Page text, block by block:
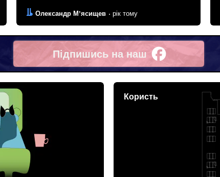
Автор:
Олександр Мʼясищев
Дата: рік тому
Підпишись на наш
Facebook
Користь